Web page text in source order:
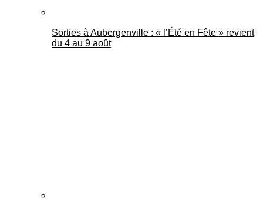
Sorties à Aubergenville : « l’Été en Fête » revient
du 4 au 9 août